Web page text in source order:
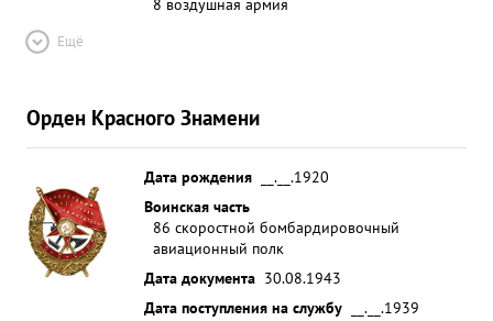
Ещё
Орден Красного Знамени
Дата рождения
__.__.1920
Воинская часть
86 скоростной бомбардировочный
авиационный полк
Дата документа 30.08.1943
Дата поступления на службу
__.__.1939